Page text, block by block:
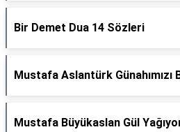
Bir Demet Dua 14 Sözleri
Mustafa Aslantürk
Mustafa Büyükaslan Gül